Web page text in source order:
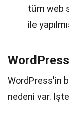
tüm web
ile
WordPress'in
nedeni var.